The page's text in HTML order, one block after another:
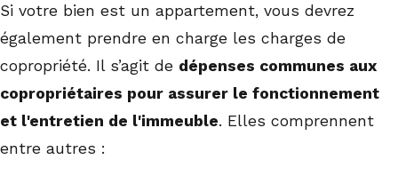
Si votre bien est un appartement, vous devrez
également prendre en charge les charges de
copropriété. Il s’agit de dépenses communes aux
copropriétaires pour assurer le fonctionnement
et l'entretien de l'immeuble. Elles comprennent
entre autres :